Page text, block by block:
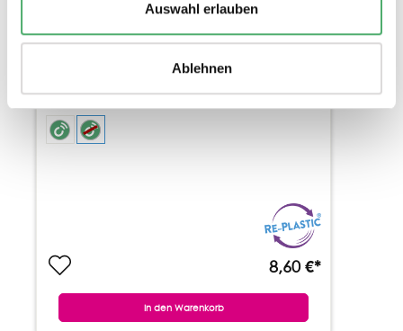
Auswahl erlauben
Ablehnen
PROFI - LINEAL 100 CM
2 Varianten
8,60 €*
In den Warenkorb